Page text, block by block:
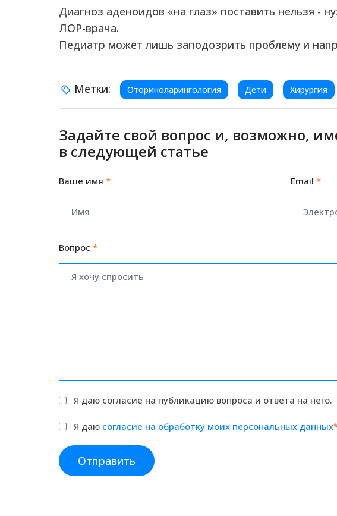
Диагноз аденоидов «на глаз» поставить нельзя -
ЛОР-врача.
Педиатр может лишь заподозрить проблему и
Метки: Оториноларингология Дети Хирургия
Задайте свой вопрос и, возможно,
в следующей статье
Ваше имя * Email *
Вопрос *
Я даю согласие на публикацию вопроса и ответа на него.
Я даю согласие на обработку моих персональных данных
Отправить